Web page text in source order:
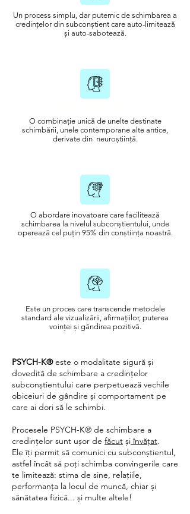
Un process simplu, dar puternic de schimbarea a
credințelor din subconștient care auto-limitează
și auto-sabotează.
O combinație unică de unelte destinate
schimbării, unele contemporane alte antice,
derivate din neuroștiință.
O abordare inovatoare care facilitează
schimbarea la nivelul subconștientului, unde
operează cel puțin 95% din conștiința noastră.
Este un proces care transcende metodele
standard ale vizualizării, afirmațiilor, puterea
voinței și gândirea pozitivă.
PSYCH-K®este o modalitate sigură și
dovedită de schimbare a credințelor
subconștientului care perpetuează vechile
obiceiuri de gândire și comportament pe
care ai dori să le schimbi.
Procesele PSYCH-K® de schimbare a
credințelor sunt ușor de făcut și învățat.
Ele îți permit să comunici cu subconștientul,
astfel încât să poți schimba convingerile care
te limitează: stima de sine, relațiile,
performanța la locul de muncă, chiar și
sănătatea fizică... și multe altele!